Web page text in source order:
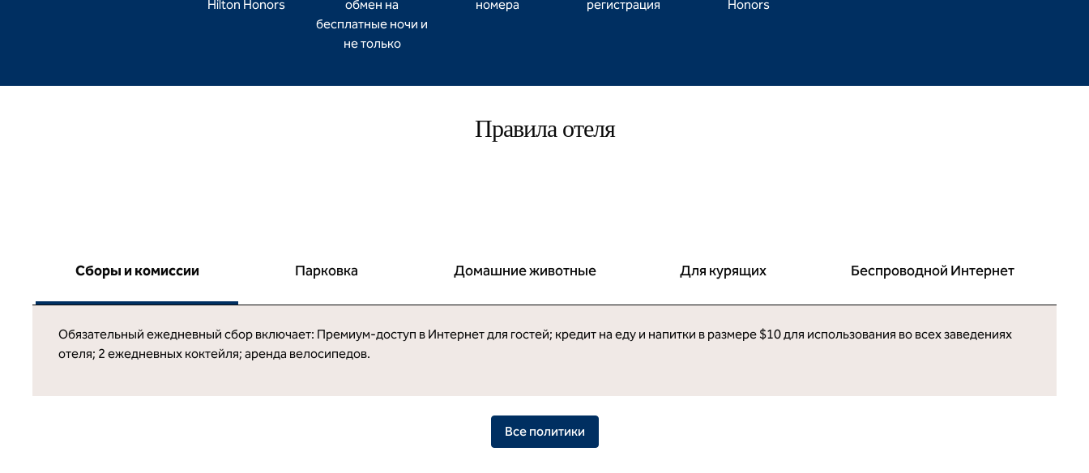
Hilton Honors
обмен на
бесплатные ночи и
не только
номера
регистрация
Honors
Правила отеля
Сборы и комиссии Парковка Домашние животные Для курящих Беспроводной Интернет
Обязательный ежедневный сбор включает: Премиум-доступ в Интернет для гостей; кредит на еду и напитки в размере $10 для использования во всех заведениях
отеля; 2 ежедневных коктейля; аренда велосипедов.
Все политики